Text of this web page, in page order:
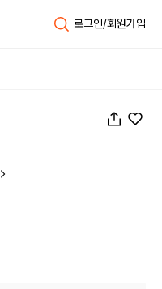
로그인/회원가입